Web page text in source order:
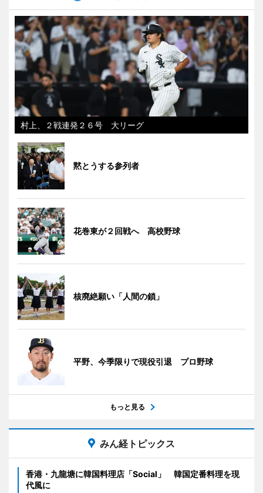
村上、２戦連発２６号 大リーグ
黙とうする参列者
花巻東が２回戦へ 高校野球
核廃絶願い「人間の鎖」
平野、今季限りで現役引退 プロ野球
もっと見る
みん経トピックス
香港・九龍塘に韓国料理店「Social」 韓国定番料理を現
代風に